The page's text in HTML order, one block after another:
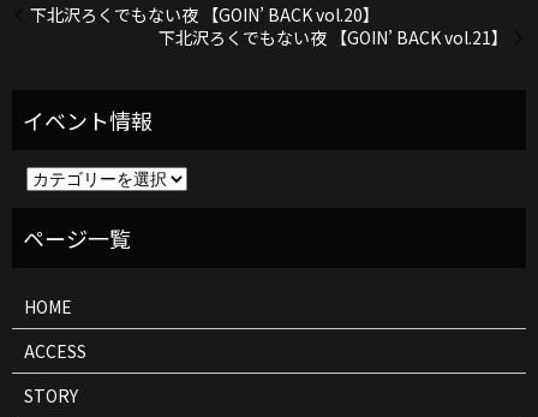
下北沢ろくでもない夜 【GOIN’ BACK vol.20】
下北沢ろくでもない夜 【GOIN’ BACK vol.21】
ト
HOME
ACCESS
STORY